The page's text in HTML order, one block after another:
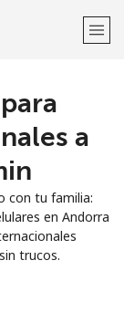
a
con tu familia:
en Andorra
trucos.